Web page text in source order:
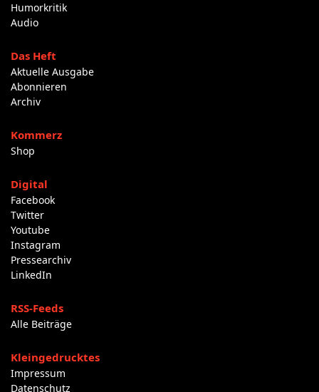
Humorkritik
Audio
Das Heft
Aktuelle Ausgabe
Abonnieren
Archiv
Kommerz
Shop
Digital
Facebook
Twitter
Youtube
Instagram
Pressearchiv
LinkedIn
RSS-Feeds
Alle Beiträge
Kleingedrucktes
Impressum
Datenschutz